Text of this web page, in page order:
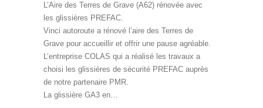
L’Aire des Terres de Grave (A62) rénovée avec
les glissières PREFAC.
Vinci autoroute a rénové l’aire des Terres de
Grave pour accueillir et offrir une pause agréable.
L’entreprise COLAS qui a réalisé les travaux a
choisi les glissières de sécurité PREFAC auprès
de notre partenaire PMR.
La glissière GA3 en…